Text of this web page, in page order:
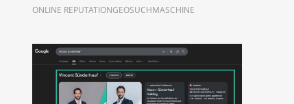
ONLINE REPUTATIONGEOSUCHMASCHINE